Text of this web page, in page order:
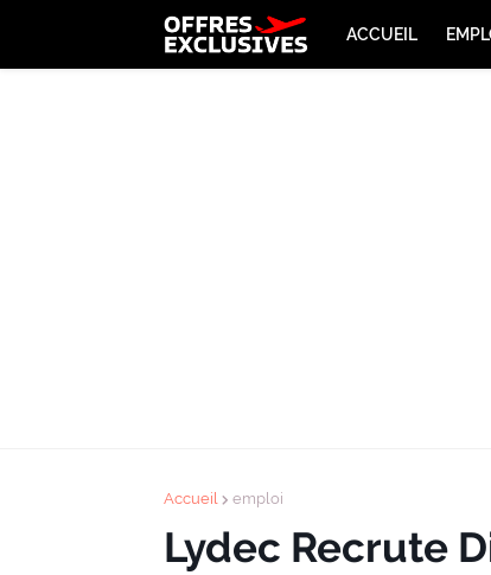
ACCUEIL
Accueil emploi
Lydec Recrute